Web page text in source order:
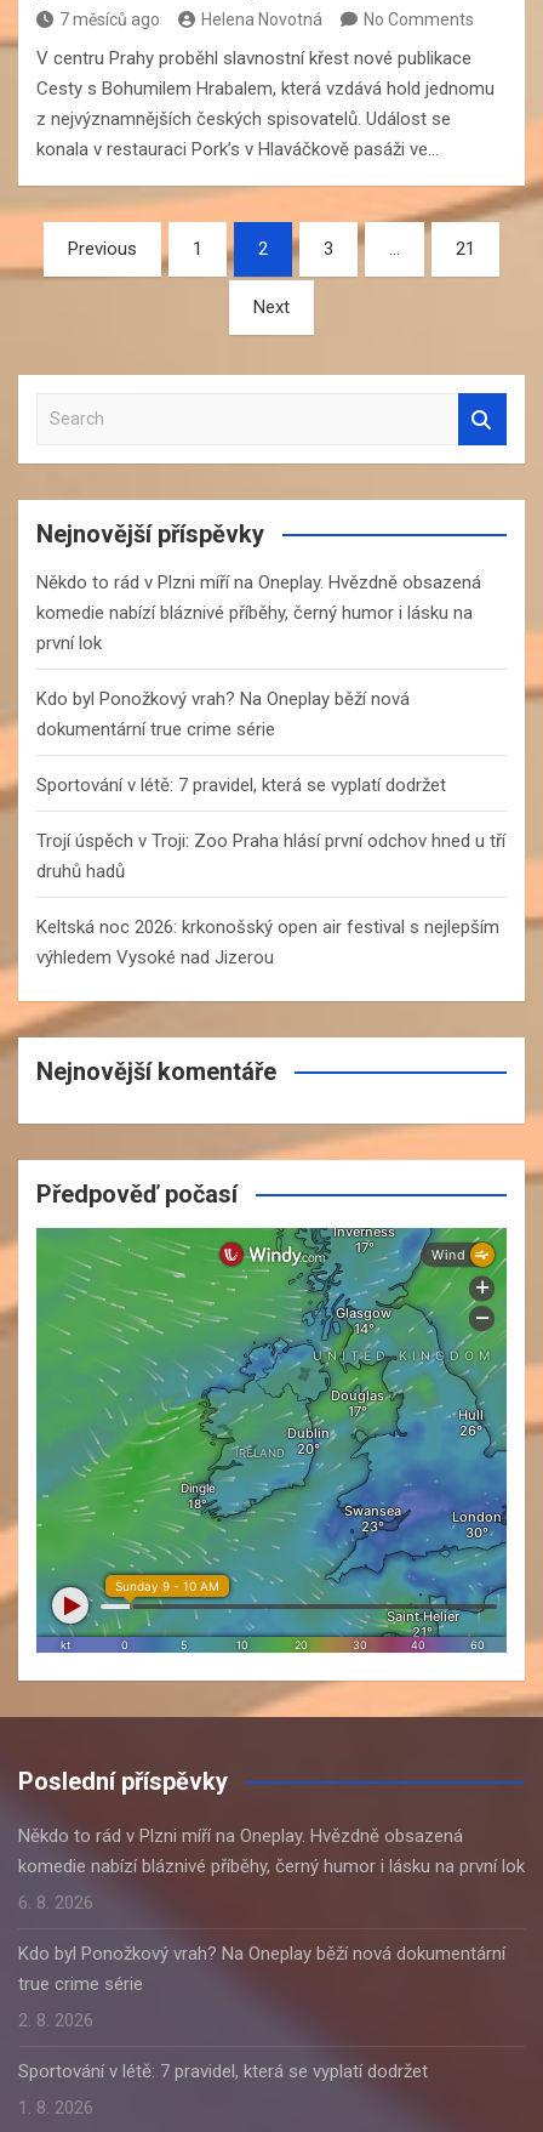
7 měsíců ago Helena Novotná No Comments
V centru Prahy proběhl slavnostní křest nové publikace
Cesty s Bohumilem Hrabalem, která vzdává hold jednomu
z nejvýznamnějších českých spisovatelů. Událost se
konala v restauraci Pork’s v Hlaváčkově pasáži ve…
Navigace
pro
Previous 1 2 3 … 21
Next
a
r
c
Nejnovější příspěvky
Někdo to rád v Plzni míří na Oneplay. Hvězdně obsazená
komedie nabízí bláznivé příběhy, černý humor i lásku na
první lok
Kdo byl Ponožkový vrah? Na Oneplay běží nová
dokumentární true crime série
Sportování v létě: 7 pravidel, která se vyplatí dodržet
Trojí úspěch v Troji: Zoo Praha hlásí první odchov hned u tří
druhů hadů
Keltská noc 2026: krkonošský open air festival s nejlepším
výhledem Vysoké nad Jizerou
Nejnovější komentáře
Předpověď počasí
Poslední příspěvky
Někdo to rád v Plzni míří na Oneplay. Hvězdně obsazená
komedie nabízí bláznivé příběhy, černý humor i lásku na první lok
6. 8. 2026
Kdo byl Ponožkový vrah? Na Oneplay běží nová dokumentární
true crime série
2. 8. 2026
Sportování v létě: 7 pravidel, která se vyplatí dodržet
1. 8. 2026